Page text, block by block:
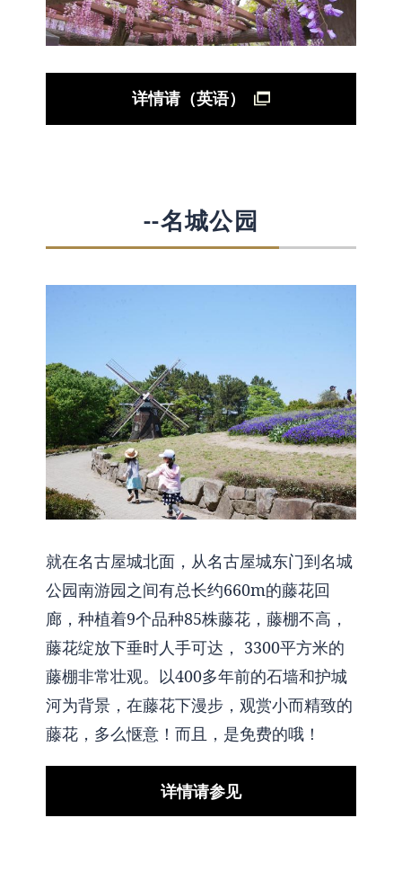
详情请（英语）
--名城公园
就在名古屋城北面，从名古屋城东门到名城
公园南游园之间有总长约660m的藤花回
廊，种植着9个品种85株藤花，藤棚不高，
藤花绽放下垂时人手可达， 3300平方米的
藤棚非常壮观。以400多年前的石墙和护城
河为背景，在藤花下漫步，观赏小而精致的
藤花，多么惬意！而且，是免费的哦！
详情请参见